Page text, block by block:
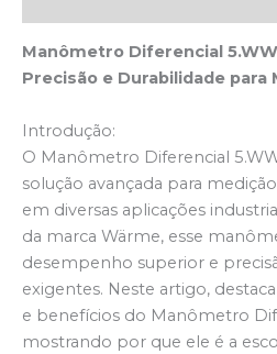
Manômetro Diferencial
Precisão e Durabilidade para
Introdução:
O Manômetro Diferencial
solução avançada para
em diversas aplicações
da marca Wärme, esse
desempenho superior e
exigentes. Neste artigo,
e benefícios do Manômetro
mostrando por que ele é a